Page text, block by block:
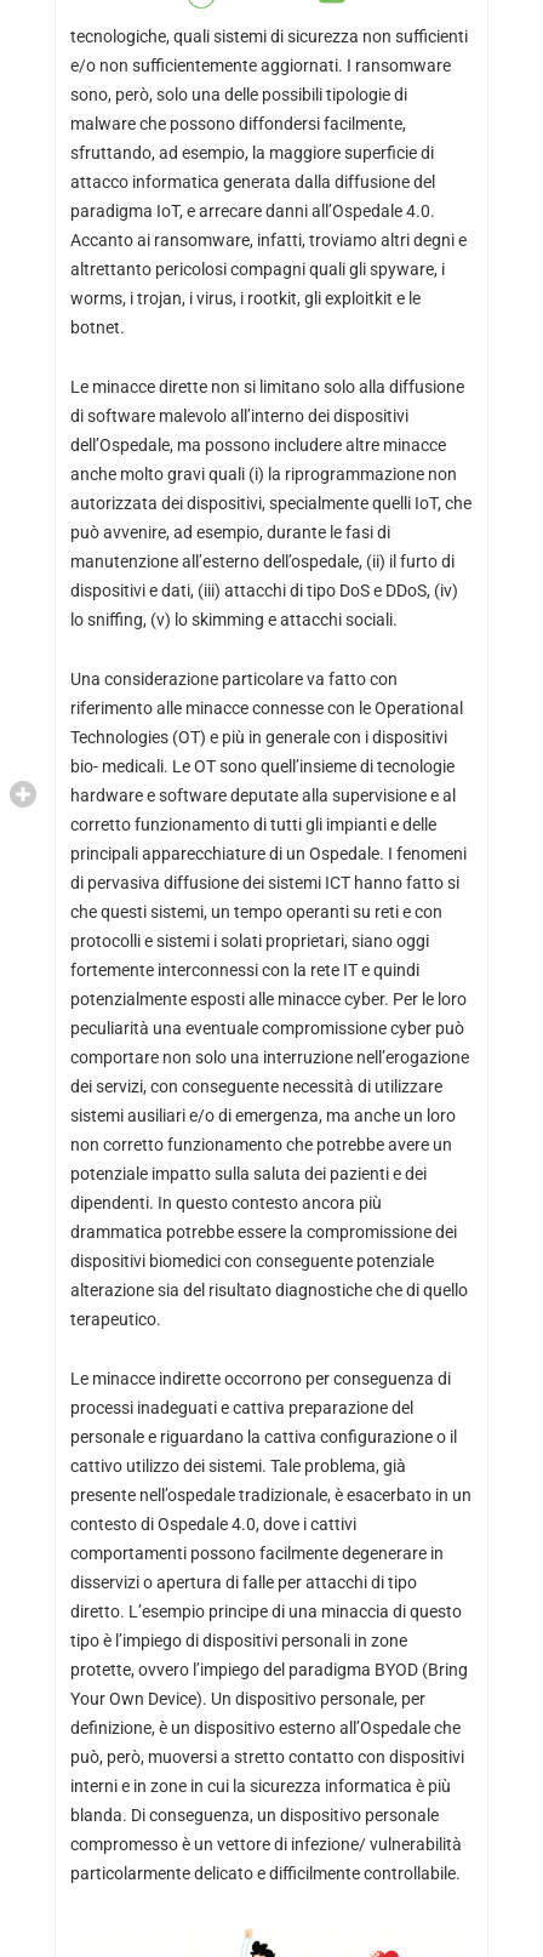
tecnologiche, quali sistemi di sicurezza non sufficienti
e/o non sufficientemente aggiornati. I ransomware
sono, però, solo una delle possibili tipologie di
malware che possono diffondersi facilmente,
sfruttando, ad esempio, la maggiore superficie di
attacco informatica generata dalla diffusione del
paradigma IoT, e arrecare danni all’Ospedale 4.0.
Accanto ai ransomware, infatti, troviamo altri degni e
altrettanto pericolosi compagni quali gli spyware, i
worms, i trojan, i virus, i rootkit, gli exploitkit e le
botnet.
Le minacce dirette non si limitano solo alla diffusione
di software malevolo all’interno dei dispositivi
dell’Ospedale, ma possono includere altre minacce
anche molto gravi quali (i) la riprogrammazione non
autorizzata dei dispositivi, specialmente quelli IoT, che
può avvenire, ad esempio, durante le fasi di
manutenzione all’esterno dell’ospedale, (ii) il furto di
dispositivi e dati, (iii) attacchi di tipo DoS e DDoS, (iv)
lo sniffing, (v) lo skimming e attacchi sociali.
Una considerazione particolare va fatto con
riferimento alle minacce connesse con le Operational
Technologies (OT) e più in generale con i dispositivi
bio- medicali. Le OT sono quell’insieme di tecnologie
hardware e software deputate alla supervisione e al
corretto funzionamento di tutti gli impianti e delle
principali apparecchiature di un Ospedale. I fenomeni
di pervasiva diffusione dei sistemi ICT hanno fatto si
che questi sistemi, un tempo operanti su reti e con
protocolli e sistemi i solati proprietari, siano oggi
fortemente interconnessi con la rete IT e quindi
potenzialmente esposti alle minacce cyber. Per le loro
peculiarità una eventuale compromissione cyber può
comportare non solo una interruzione nell’erogazione
dei servizi, con conseguente necessità di utilizzare
sistemi ausiliari e/o di emergenza, ma anche un loro
non corretto funzionamento che potrebbe avere un
potenziale impatto sulla saluta dei pazienti e dei
dipendenti. In questo contesto ancora più
drammatica potrebbe essere la compromissione dei
dispositivi biomedici con conseguente potenziale
alterazione sia del risultato diagnostiche che di quello
terapeutico.
Le minacce indirette occorrono per conseguenza di
processi inadeguati e cattiva preparazione del
personale e riguardano la cattiva configurazione o il
cattivo utilizzo dei sistemi. Tale problema, già
presente nell’ospedale tradizionale, è esacerbato in un
contesto di Ospedale 4.0, dove i cattivi
comportamenti possono facilmente degenerare in
disservizi o apertura di falle per attacchi di tipo
diretto. L’esempio principe di una minaccia di questo
tipo è l’impiego di dispositivi personali in zone
protette, ovvero l’impiego del paradigma BYOD (Bring
Your Own Device). Un dispositivo personale, per
definizione, è un dispositivo esterno all’Ospedale che
può, però, muoversi a stretto contatto con dispositivi
interni e in zone in cui la sicurezza informatica è più
blanda. Di conseguenza, un dispositivo personale
compromesso è un vettore di infezione/ vulnerabilità
particolarmente delicato e difficilmente controllabile.